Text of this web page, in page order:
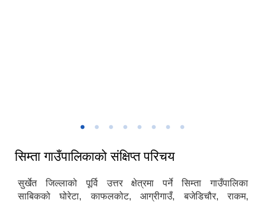
सिम्ता गाउँपालिकाको संक्षिप्त परिचय
सुर्खेत जिल्लाको पूर्वि उत्तर क्षेत्रमा पर्ने सिम्ता गाउँपालिका
साबिकको घोरेटा, काफलकोट, आग्रीगाउँ, बजेडिचौर, राकम,